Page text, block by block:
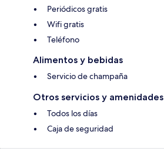
Periódicos gratis
Wifi gratis
Teléfono
Alimentos y bebidas
Servicio de champaña
Otros servicios y amenidades
Todos los días
Caja de seguridad